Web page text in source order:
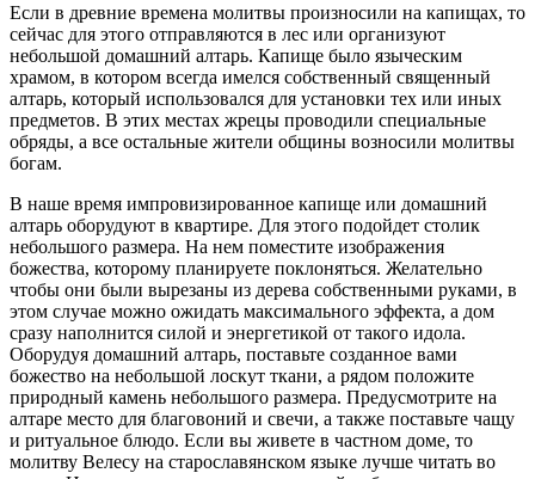
Если в древние времена молитвы произносили на капищах, то
сейчас для этого отправляются в лес или организуют
небольшой домашний алтарь. Капище было языческим
храмом, в котором всегда имелся собственный священный
алтарь, который использовался для установки тех или иных
предметов. В этих местах жрецы проводили специальные
обряды, а все остальные жители общины возносили молитвы
богам.
В наше время импровизированное капище или домашний
алтарь оборудуют в квартире. Для этого подойдет столик
небольшого размера. На нем поместите изображения
божества, которому планируете поклоняться. Желательно
чтобы они были вырезаны из дерева собственными руками, в
этом случае можно ожидать максимального эффекта, а дом
сразу наполнится силой и энергетикой от такого идола.
Оборудуя домашний алтарь, поставьте созданное вами
божество на небольшой лоскут ткани, а рядом положите
природный камень небольшого размера. Предусмотрите на
алтаре место для благовоний и свечи, а также поставьте чащу
и ритуальное блюдо. Если вы живете в частном доме, то
молитву Велесу на старославянском языке лучше читать во